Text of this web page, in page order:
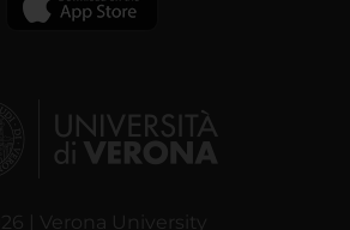
| Verona University